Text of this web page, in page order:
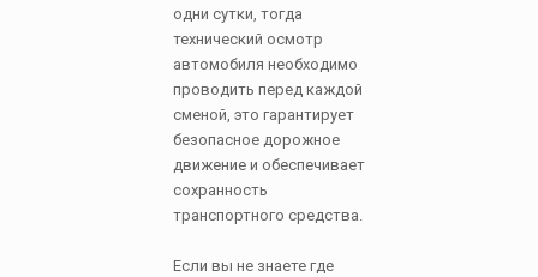
одни сутки, тогда
технический осмотр
автомобиля необходимо
проводить перед каждой
сменой, это гарантирует
безопасное дорожное
движение и обеспечивает
сохранность
транспортного средства.
Если вы не знаете где